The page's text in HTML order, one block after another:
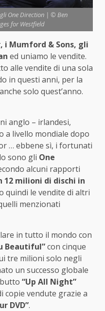
One Direction | © Ben
for Westfield
i Mumford & Sons, gli
ed uniamo le vendite.
alle vendite di una sola
in questi anni, per la
solo quest’anno.
anglo – irlandesi,
a livello mondiale dopo
… ebbene sì, i fortunati
sono gli One
alcuni rapporti
12 milioni di dischi in
quindi le vendite di altri
menzionati
in tutto il mondo con
Beautiful”con cinque
tre milioni solo negli
un successo globale
“Up All Night”
copie vendute grazie a
DVD”.